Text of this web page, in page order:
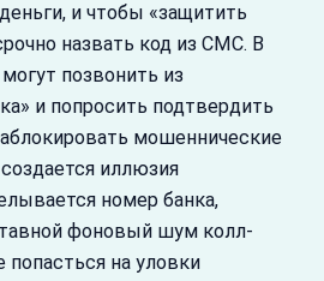
и чтобы «защитить
назвать код из СМС. В
позвонить из
и попросить подтвердить
мошеннические
иллюзия
номер банка,
фоновый шум колл-
попасться на уловки